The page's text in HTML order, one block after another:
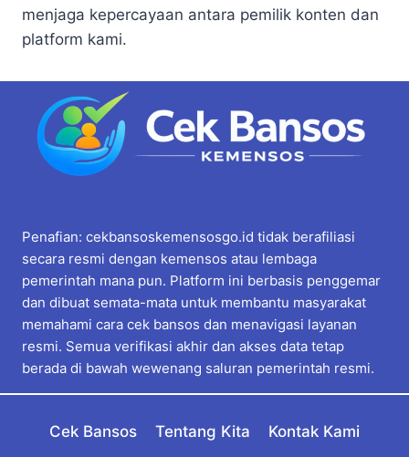
menjaga kepercayaan antara pemilik konten dan
platform kami.
Penafian: cekbansoskemensosgo.id tidak berafiliasi
secara resmi dengan kemensos atau lembaga
pemerintah mana pun. Platform ini berbasis penggemar
dan dibuat semata-mata untuk membantu masyarakat
memahami cara cek bansos dan menavigasi layanan
resmi. Semua verifikasi akhir dan akses data tetap
berada di bawah wewenang saluran pemerintah resmi.
Cek Bansos Tentang Kita
Kontak Kami